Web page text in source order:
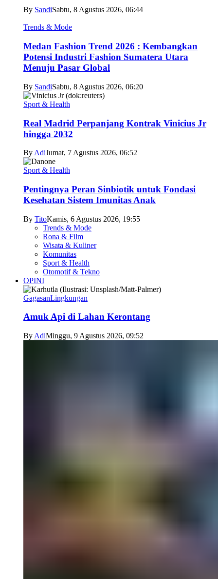
By SandiSabtu, 8 Agustus 2026, 06:44
Trends & Mode
Medan Fashion Trend 2026 : Kembangkan
Potensi Industri Fashion Sumatera Utara
Menuju Pasar Global
By SandiSabtu, 8 Agustus 2026, 06:20
Sport & Health
Real Madrid Perpanjang Kontrak Vinicius Jr
hingga 2032
By AdiJumat, 7 Agustus 2026, 06:52
Sport & Health
Pentingnya Peran Sinbiotik untuk Fondasi
Kesehatan Sistem Imunitas Anak
By TitoKamis, 6 Agustus 2026, 19:55
Trends & Mode
Rona & Film
Wisata & Kuliner
Komunitas
Sport & Health
Otomotif & Tekno
OPINI
GagasanLingkungan
Amuk Api di Lahan Kerontang
By AdiMinggu, 9 Agustus 2026, 09:52